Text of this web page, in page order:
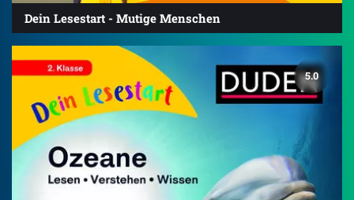
Dein Lesestart - Mutige Menschen
5.0